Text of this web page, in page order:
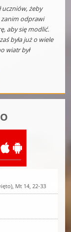
uczniów, żeby
zanim odprawi
aby się modlić.
była już o wiele
wiatr był
Mt 14, 22-33